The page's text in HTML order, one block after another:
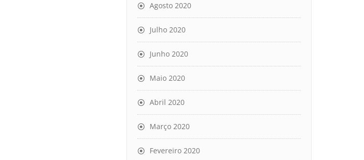
Agosto 2020
Julho 2020
Junho 2020
Maio 2020
Abril 2020
Março 2020
Fevereiro 2020